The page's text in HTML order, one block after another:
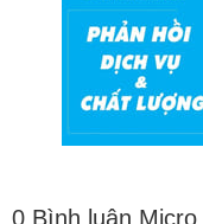
0 Bình luận